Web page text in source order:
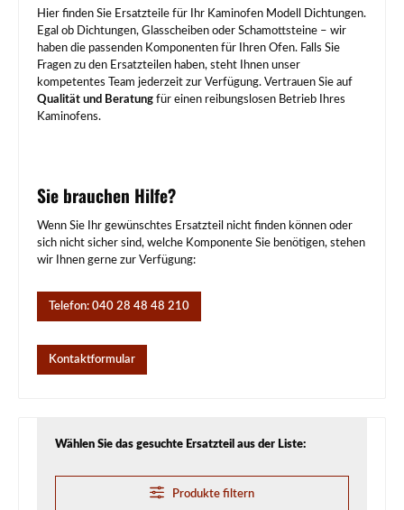
Hier finden Sie Ersatzteile für Ihr Kaminofen Modell Dichtungen.
Egal ob Dichtungen, Glasscheiben oder Schamottsteine – wir
haben die passenden Komponenten für Ihren Ofen. Falls Sie
Fragen zu den Ersatzteilen haben, steht Ihnen unser
kompetentes Team jederzeit zur Verfügung. Vertrauen Sie auf
Qualität und Beratung für einen reibungslosen Betrieb Ihres
Kaminofens.
Sie brauchen Hilfe?
Wenn Sie Ihr gewünschtes Ersatzteil nicht finden können oder
sich nicht sicher sind, welche Komponente Sie benötigen, stehen
wir Ihnen gerne zur Verfügung:
Telefon: 040 28 48 48 210
Kontaktformular
Wählen Sie das gesuchte Ersatzteil aus der Liste:
Produkte filtern